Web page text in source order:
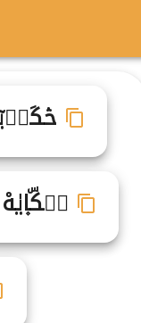
حࣶكۜا۪يٰهْ